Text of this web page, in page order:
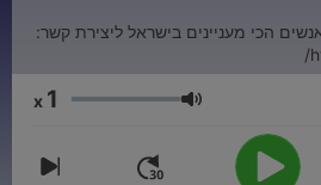
הכי מעניינים בישראל ליצירת קשר:
עוצמת שמע 1